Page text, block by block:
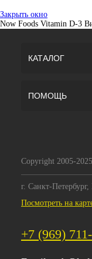
Закрыть окно
Now Foods Vitamin D-3
КАТАЛОГ
ПОМОЩЬ
Copyright 2005-
г. Санкт-
Посмотреть на
+7 (969)